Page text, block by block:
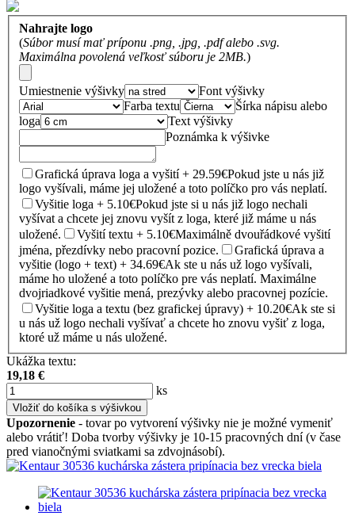
Nahrajte logo
(Súbor musí mať príponu .png, .jpg, .pdf alebo .svg.
Maximálna povolená veľkosť súboru je 2MB.)
Umiestnenie výšivky
Font výšivky
Farba textu
Šírka nápisu alebo
loga
Text výšivky
Poznámka k výšivke
Grafická úprava loga a vyšití + 29.59€Pokud jste u nás již
logo vyšívali, máme jej uložené a toto políčko pro vás neplatí.
Vyšitie loga + 5.10€Pokud jste si u nás již logo nechali
vyšívat a chcete jej znovu vyšít z loga, které již máme u nás
uložené.
Vyšití textu + 5.10€Maximálně dvouřádkové vyšití
jména, přezdívky nebo pracovní pozice.
Grafická úprava a
vyšitie (logo + text) + 34.69€Ak ste u nás už logo vyšívali,
máme ho uložené a toto políčko pre vás neplatí. Maximálne
dvojriadkové vyšitie mená, prezývky alebo pracovnej pozície.
Vyšitie loga a textu (bez grafickej úpravy) + 10.20€Ak ste si
u nás už logo nechali vyšívať a chcete ho znovu vyšiť z loga,
ktoré už máme u nás uložené.
Ukážka textu:
19,18 €
ks
Vložiť do košíka s výšivkou
Upozornenie - tovar po vytvorení výšivky nie je možné vymeniť
alebo vrátiť! Doba tvorby výšivky je 10-15 pracovných dní (v čase
pred vianočnými sviatkami sa zdvojnásobí).